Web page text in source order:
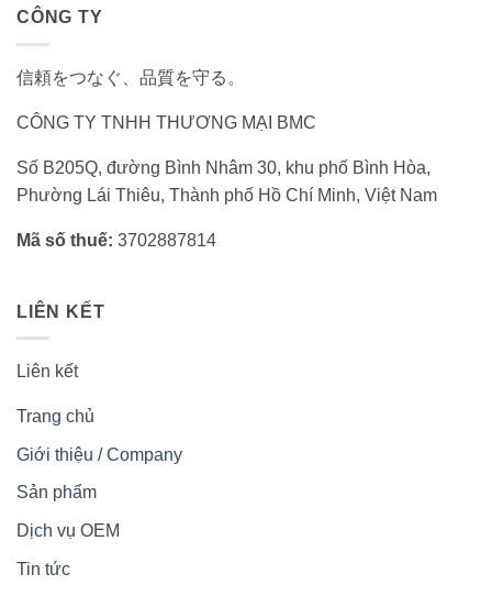
CÔNG TY
信頼をつなぐ、品質を守る。
CÔNG TY TNHH THƯƠNG MẠI BMC
Số B205Q, đường Bình Nhâm 30, khu phố Bình Hòa,
Phường Lái Thiêu, Thành phố Hồ Chí Minh, Việt Nam
Mã số thuế: 3702887814
LIÊN KẾT
Liên kết
Trang chủ
Giới thiệu / Company
Sản phẩm
Dịch vụ OEM
Tin tức